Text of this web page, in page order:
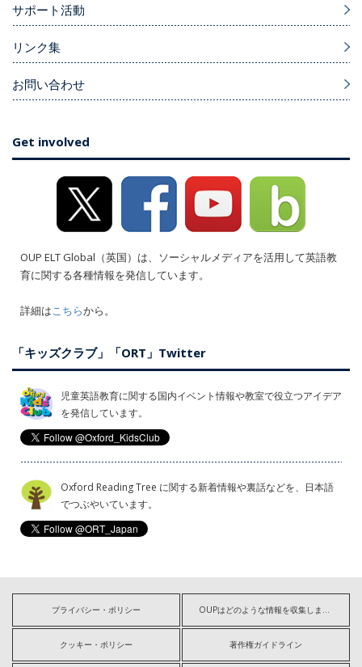
サポート活動
リンク集
お問い合わせ
Get involved
OUP ELT Global（英国）は、ソーシャルメディアを活用して英語教
育に関する各種情報を発信しています。
詳細はこちらから。
「キッズクラブ」「ORT」Twitter
児童英語教育に関する国内イベント情報や教室で役立つアイデア
を発信しています。
Oxford Reading Tree に関する新着情報や裏話などを、日本語
でつぶやいています。
プライバシー・ポリシー OUPはどのような情報を収集しますか?
クッキー・ポリシー 著作権ガイドライン